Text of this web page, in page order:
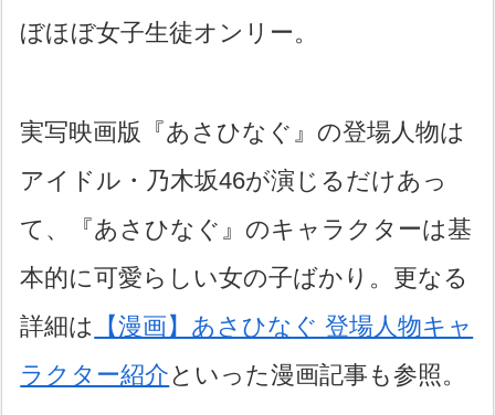
ぼほぼ女子生徒オンリー。
実写映画版『あさひなぐ』の登場人物は
アイドル・乃木坂46が演じるだけあっ
て、『あさひなぐ』のキャラクターは基
本的に可愛らしい女の子ばかり。更なる
詳細は
【漫画】あさひなぐ 登場人物キャ
ラクター紹介といった漫画記事も参照。